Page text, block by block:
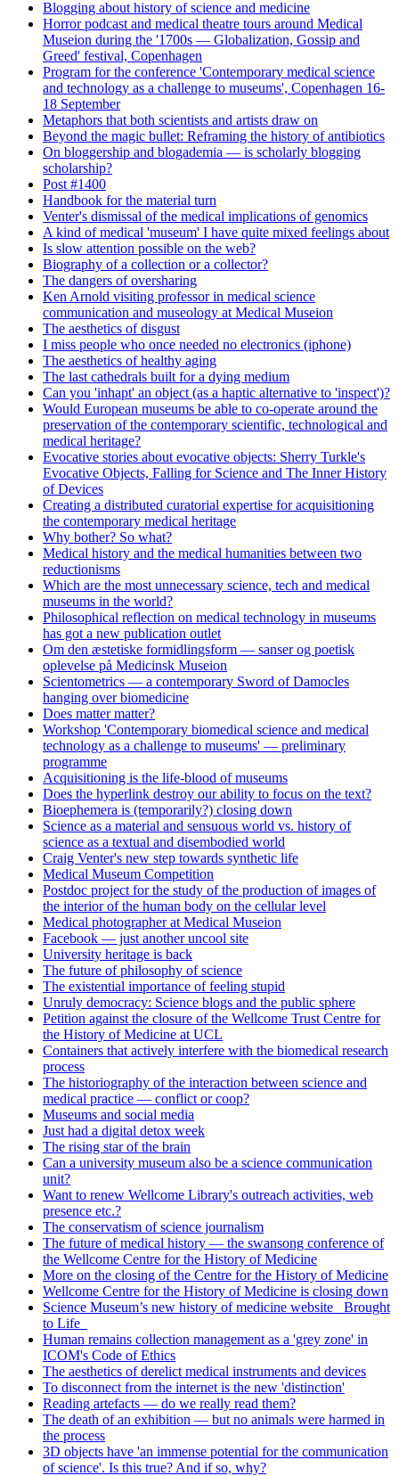
Blogging about history of science and medicine
Horror podcast and medical theatre tours around Medical
Museion during the '1700s — Globalization, Gossip and
Greed' festival, Copenhagen
Program for the conference 'Contemporary medical science
and technology as a challenge to museums', Copenhagen 16-
18 September
Metaphors that both scientists and artists draw on
Beyond the magic bullet: Reframing the history of antibiotics
On bloggership and blogademia — is scholarly blogging
scholarship?
Post #1400
Handbook for the material turn
Venter's dismissal of the medical implications of genomics
A kind of medical 'museum' I have quite mixed feelings about
Is slow attention possible on the web?
Biography of a collection or a collector?
The dangers of oversharing
Ken Arnold visiting professor in medical science
communication and museology at Medical Museion
The aesthetics of disgust
I miss people who once needed no electronics (iphone)
The aesthetics of healthy aging
The last cathedrals built for a dying medium
Can you 'inhapt' an object (as a haptic alternative to 'inspect')?
Would European museums be able to co-operate around the
preservation of the contemporary scientific, technological and
medical heritage?
Evocative stories about evocative objects: Sherry Turkle's
Evocative Objects, Falling for Science and The Inner History
of Devices
Creating a distributed curatorial expertise for acquisitioning
the contemporary medical heritage
Why bother? So what?
Medical history and the medical humanities between two
reductionisms
Which are the most unnecessary science, tech and medical
museums in the world?
Philosophical reflection on medical technology in museums
has got a new publication outlet
Om den æstetiske formidlingsform — sanser og poetisk
oplevelse på Medicinsk Museion
Scientometrics — a contemporary Sword of Damocles
hanging over biomedicine
Does matter matter?
Workshop 'Contemporary biomedical science and medical
technology as a challenge to museums' — preliminary
programme
Acquisitioning is the life-blood of museums
Does the hyperlink destroy our ability to focus on the text?
Bioephemera is (temporarily?) closing down
Science as a material and sensuous world vs. history of
science as a textual and disembodied world
Craig Venter's new step towards synthetic life
Medical Museum Competition
Postdoc project for the study of the production of images of
the interior of the human body on the cellular level
Medical photographer at Medical Museion
Facebook — just another uncool site
University heritage is back
The future of philosophy of science
The existential importance of feeling stupid
Unruly democracy: Science blogs and the public sphere
Petition against the closure of the Wellcome Trust Centre for
the History of Medicine at UCL
Containers that actively interfere with the biomedical research
process
The historiography of the interaction between science and
medical practice — conflict or coop?
Museums and social media
Just had a digital detox week
The rising star of the brain
Can a university museum also be a science communication
unit?
Want to renew Wellcome Library's outreach activities, web
presence etc.?
The conservatism of science journalism
The future of medical history — the swansong conference of
the Wellcome Centre for the History of Medicine
More on the closing of the Centre for the History of Medicine
Wellcome Centre for the History of Medicine is closing down
Science Museum’s new history of medicine website _Brought
to Life_
Human remains collection management as a 'grey zone' in
ICOM's Code of Ethics
The aesthetics of derelict medical instruments and devices
To disconnect from the internet is the new 'distinction'
Reading artefacts — do we really read them?
The death of an exhibition — but no animals were harmed in
the process
3D objects have 'an immense potential for the communication
of science'. Is this true? And if so, why?